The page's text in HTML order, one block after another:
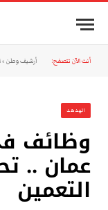
أنت الآن تتصفح: أرشيف وطن »
الهدهد
وظائف
عمان ..
التعمين